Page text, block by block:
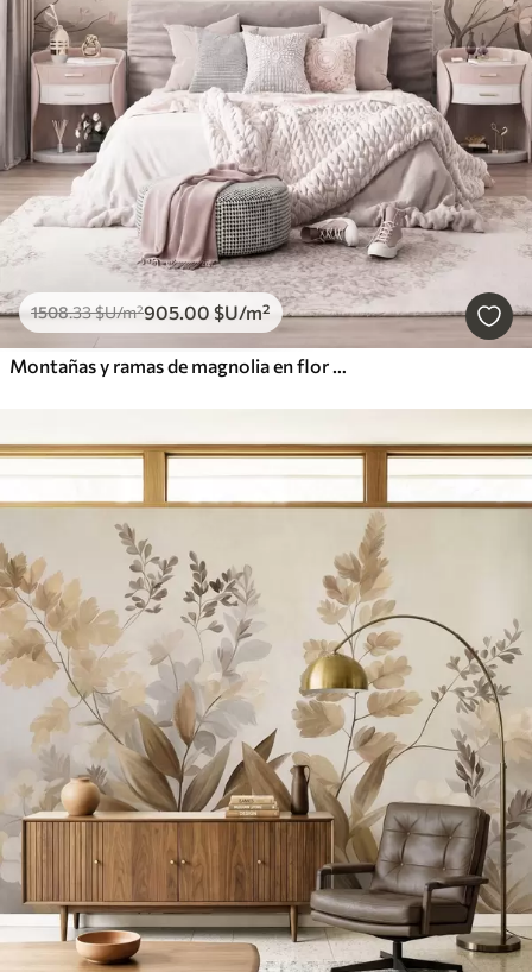
1508.33$U/m²905.00 $U/m²